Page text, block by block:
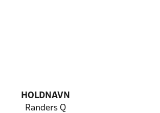
HOLDNAVN
Randers Q